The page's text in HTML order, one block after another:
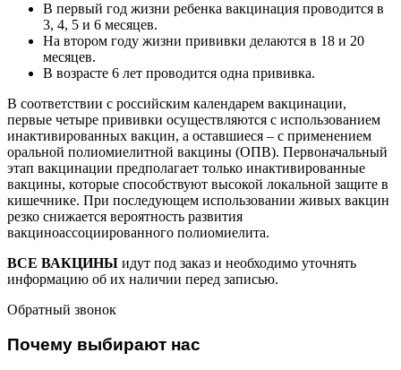
В первый год жизни ребенка вакцинация проводится в
3, 4, 5 и 6 месяцев.
На втором году жизни прививки делаются в 18 и 20
месяцев.
В возрасте 6 лет проводится одна прививка.
В соответствии с российским календарем вакцинации,
первые четыре прививки осуществляются с использованием
инактивированных вакцин, а оставшиеся – с применением
оральной полиомиелитной вакцины (ОПВ). Первоначальный
этап вакцинации предполагает только инактивированные
вакцины, которые способствуют высокой локальной защите в
кишечнике. При последующем использовании живых вакцин
резко снижается вероятность развития
вакциноассоциированного полиомиелита.
ВСЕ ВАКЦИНЫ идут под заказ и необходимо уточнять
информацию об их наличии перед записью.
Обратный звонок
Почему выбирают нас